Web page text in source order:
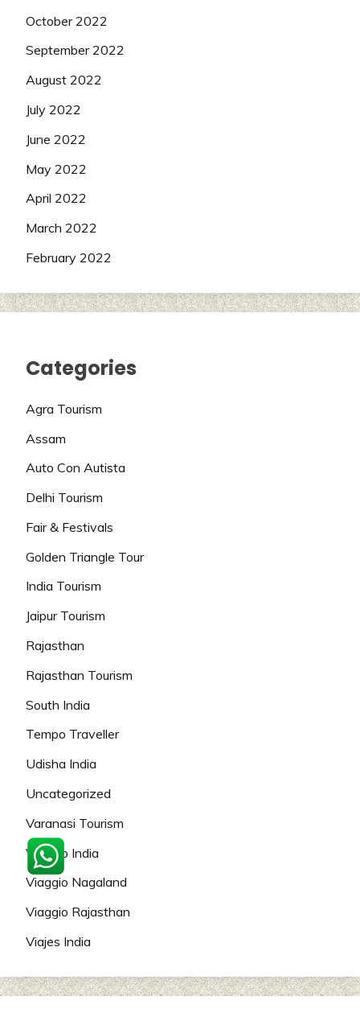
October 2022
September 2022
August 2022
July 2022
June 2022
May 2022
April 2022
March 2022
February 2022
Categories
Agra Tourism
Assam
Auto Con Autista
Delhi Tourism
Fair & Festivals
Golden Triangle Tour
India Tourism
Jaipur Tourism
Rajasthan
Rajasthan Tourism
South India
Tempo Traveller
Udisha India
Uncategorized
Varanasi Tourism
Viaggio India
Viaggio Nagaland
Viaggio Rajasthan
Viajes India